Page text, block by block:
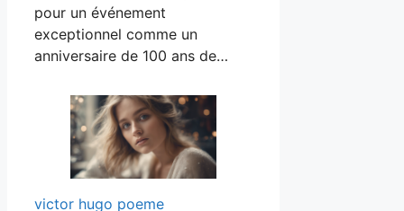
pour un événement
exceptionnel comme un
anniversaire de 100 ans de…
victor hugo poeme